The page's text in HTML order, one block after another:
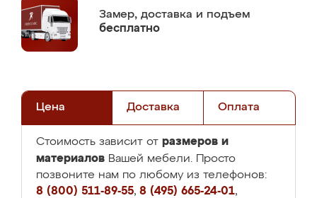
Замер, доставка и подъем
бесплатно
Цена Доставка Оплата
Стоимость зависит от размеров и
материалов Вашей мебели. Просто
позвоните нам по любому из телефонов:
8 (800) 511-89-55, 8 (495) 665-24-01,